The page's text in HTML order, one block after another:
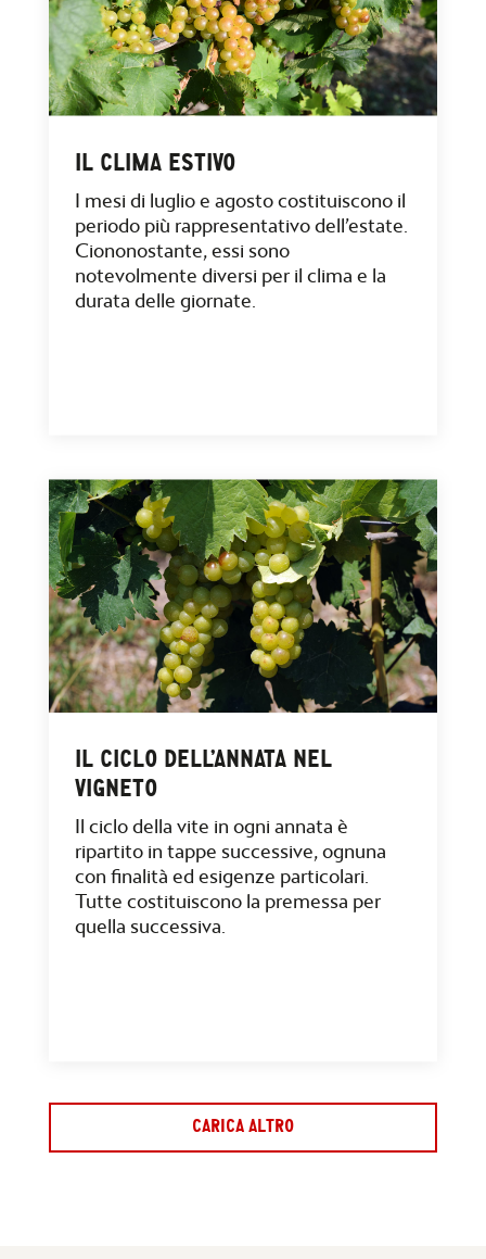
IL CLIMA ESTIVO
I mesi di luglio e agosto costituiscono il
periodo più rappresentativo dell’estate.
Ciononostante, essi sono
notevolmente diversi per il clima e la
durata delle giornate.
IL CICLO DELL’ANNATA NEL
VIGNETO
Il ciclo della vite in ogni annata è
ripartito in tappe successive, ognuna
con finalità ed esigenze particolari.
Tutte costituiscono la premessa per
quella successiva.
CARICA ALTRO